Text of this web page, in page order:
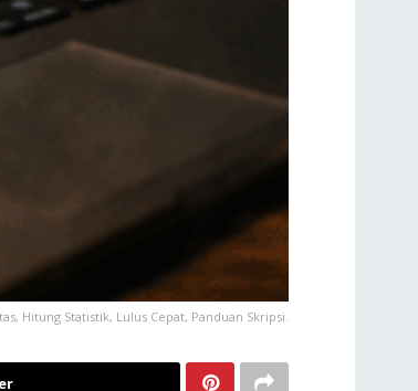
Hitung Statistik, Lulus Cepat, Panduan Skripsi.